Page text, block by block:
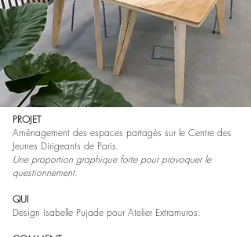
PROJET
Aménagement des espaces partagés sur le Centre des
Jeunes Dirigeants de Paris.
Une proportion graphique forte pour provoquer le
questionnement.
QUI
Design Isabelle Pujade pour Atelier Extramuros.